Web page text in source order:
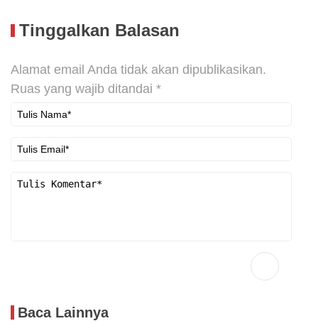
Tinggalkan Balasan
Alamat email Anda tidak akan dipublikasikan.
Ruas yang wajib ditandai *
Baca Lainnya